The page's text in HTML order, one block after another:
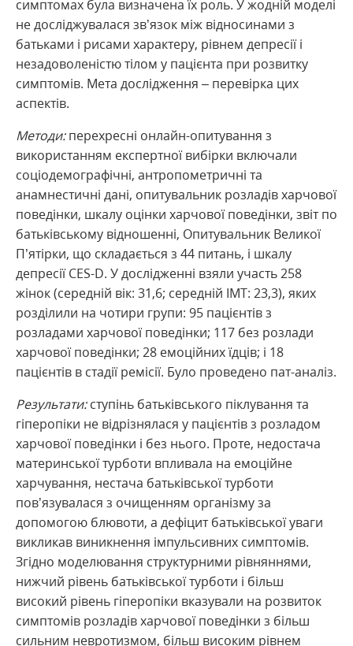
симптомах була визначена їх роль. У жодній моделі
не досліджувалася зв’язок між відносинами з
батьками і рисами характеру, рівнем депресії і
незадоволеністю тілом у пацієнта при розвитку
симптомів. Мета дослідження – перевірка цих
аспектів.
Методи:перехресні онлайн-опитування з
використанням експертної вибірки включали
соціодемографічні, антропометричні та
анамнестичні дані, опитувальник розладів харчової
поведінки, шкалу оцінки харчової поведінки, звіт по
батьківському відношенні, Опитувальник Великої
П’ятірки, що складається з 44 питань, і шкалу
депресії CES-D. У дослідженні взяли участь 258
жінок (середній вік: 31,6; середній ІМТ: 23,3), яких
розділили на чотири групи: 95 пацієнтів з
розладами харчової поведінки; 117 без розлади
харчової поведінки; 28 емоційних їдців; і 18
пацієнтів в стадії ремісії. Було проведено пат-аналіз.
Результати:ступінь батьківського піклування та
гіперопіки не відрізнялася у пацієнтів з розладом
харчової поведінки і без нього. Проте, недостача
материнської турботи впливала на емоційне
харчування, нестача батьківської турботи
пов’язувалася з очищенням організму за
допомогою блювоти, а дефіцит батьківської уваги
викликав виникнення імпульсивних симптомів.
Згідно моделювання структурними рівняннями,
нижчий рівень батьківської турботи і більш
високий рівень гіперопіки вказували на розвиток
симптомів розладів харчової поведінки з більш
сильним невротизмом, більш високим рівнем